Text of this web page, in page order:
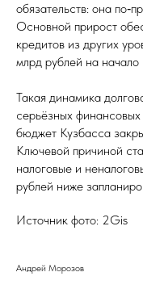
обязательств: она
Основной прирост
кредитов из других
млрд рублей на
Такая динамика
серьёзных
бюджет Кузбасса
Ключевой причиной
налоговые и
рублей ниже
Источник фото: 2Gis
Андрей Морозов